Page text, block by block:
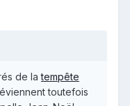
de latempête
toutefois